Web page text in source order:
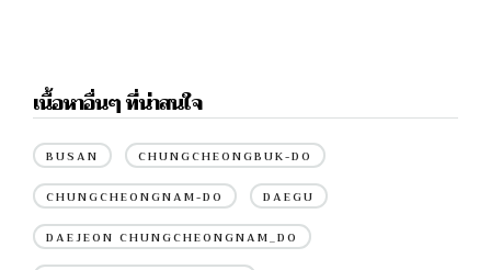
เนื้อหาอื่นๆ ที่น่าสนใจ
BUSAN CHUNGCHEONGBUK-DO
CHUNGCHEONGNAM-DO DAEGU
DAEJEON CHUNGCHEONGNAM_DO